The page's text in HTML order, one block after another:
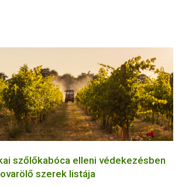
házisertés-állományban. Az országos
hatósági intézkedéseket rendelt el a betegség
megakadályozása érdekében. Az eset kiemelt
hatóság a sertéstartókat a járványvédelmi
szőlőkabóca elleni védekezésben
szerek listája